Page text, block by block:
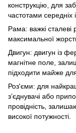
конструкцію, для
частотами середніх
Рама: важкі
максимальної
Двигун: двигун із
магнітне поле,
підходити майже
Роз'єми: для
з’єднувачі або
провідність,
високої потужності.